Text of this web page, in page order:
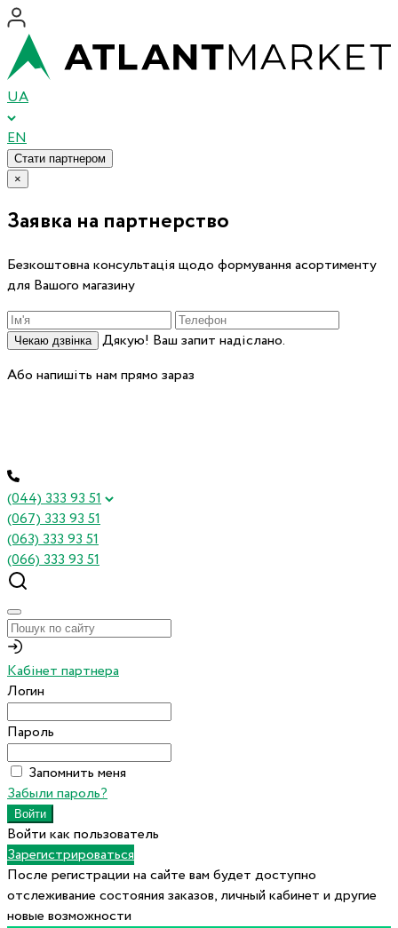
UA
EN
Стати партнером
×
Заявка на партнерство
Безкоштовна консультація щодо формування асортименту
для Вашого магазину
Чекаю дзвінка
Дякую! Ваш запит надіслано.
Або напишіть нам прямо зараз
(044) 333 93 51
(067) 333 93 51
(063) 333 93 51
(066) 333 93 51
Кабінет партнера
Логин
Пароль
Запомнить меня
Забыли пароль?
Войти как пользователь
Зарегистрироваться
После регистрации на сайте вам будет доступно
отслеживание состояния заказов, личный кабинет и другие
новые возможности